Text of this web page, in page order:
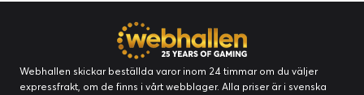
Webhallen skickar beställda varor inom 24 timmar om du väljer
expressfrakt, om de finns i vårt webblager. Alla priser är i svenska